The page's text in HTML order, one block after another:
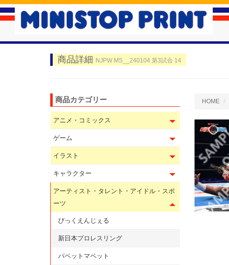
商品詳細 NJPW MS__240104 第3試合 14
HOME
商品カテゴリー
アニメ・コミックス
ゲーム
イラスト
キャラクター
アーティスト・タレント・アイドル・スポ
ーツ
びっくえんじぇる
新日本プロレスリング
パペットマペット